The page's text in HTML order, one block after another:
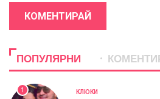
КОМЕНТИРАЙ
ПОПУЛЯРНИ
1 КЛЮКИ